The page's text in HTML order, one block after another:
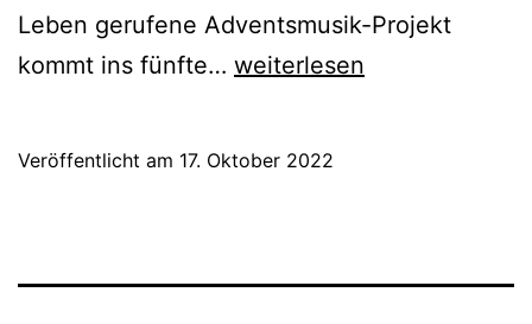
Leben gerufene Adventsmusik-Projekt
kommt ins fünfte… „Und
weiterlesen
Veröffentlicht am 17. Oktober 2022